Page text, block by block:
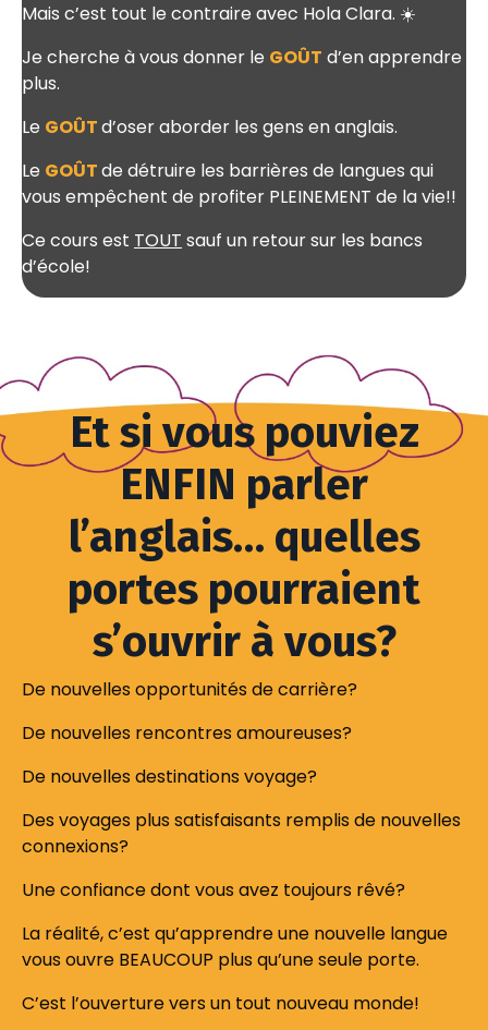
Mais c’est tout le contraire avec Hola Clara. ☀️
Je cherche à vous donner le GOÛT d’en apprendre
plus.
Le GOÛTd’oser aborder les gens en anglais.
Le GOÛTde détruire les barrières de langues qui
vous empêchent de profiter PLEINEMENT de la vie!!
Ce cours est TOUT sauf un retour sur les bancs
d’école!
Et si vous pouviez
ENFIN parler
l’anglais… quelles
portes pourraient
s’ouvrir à vous?
De nouvelles opportunités de carrière?
De nouvelles rencontres amoureuses?
De nouvelles destinations voyage?
Des voyages plus satisfaisants remplis de nouvelles
connexions?
Une confiance dont vous avez toujours rêvé?
La réalité, c’est qu’apprendre une nouvelle langue
vous ouvre BEAUCOUP plus qu’une seule porte.
C’est l’ouverture vers un tout nouveau monde!